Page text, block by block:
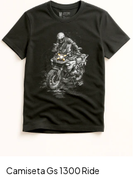
Camiseta Gs 1300 Ride